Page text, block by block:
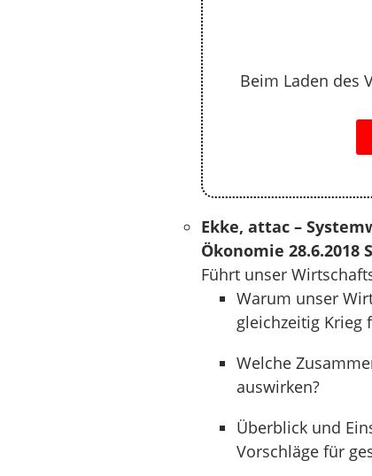
Beim Laden des
Ekke, attac –
Ökonomie 28.6.2018
Führt unser
Warum unser
gleichzeitig Krieg
Welche
auswirken?
Überblick und
Vorschläge für